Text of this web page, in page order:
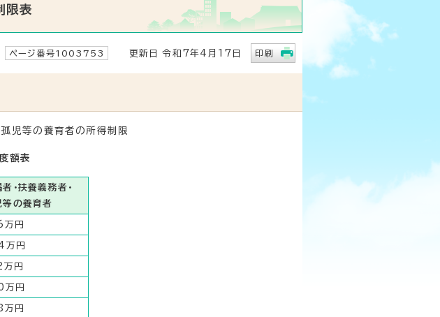
限表
ページ番号1003753 更新日 令和7年4月17日 印刷
孤児等の養育者の所得制限
額表
・扶養義務者・
等の養育者
円
万円
円
万円
円